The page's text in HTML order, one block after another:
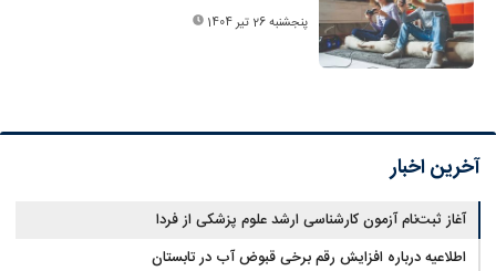
پنجشنبه 26 تیر 1404
آخرین اخبار
آغاز ثبت‌نام‌ آزمون کارشناسی ارشد علوم پزشکی از فردا
اطلاعیه درباره افزایش رقم برخی قبوض آب در تابستان